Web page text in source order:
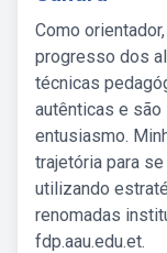
Como
progresso dos
técnicas
autênticas e
entusiasmo.
trajetória para
utilizando
renomadas
fdp.aau.edu.et.